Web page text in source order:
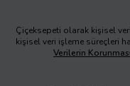
Çiçeksepeti olarak kişisel
kişisel veri işleme süreçleri
Verilerin